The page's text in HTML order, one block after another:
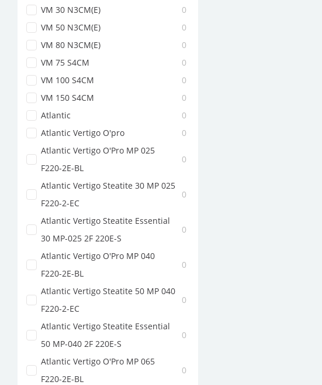
VM 30 N3CM(E)
0
VM 50 N3CM(E)
0
VM 80 N3CM(E)
0
VM 75 S4CM
0
VM 100 S4CM
0
VM 150 S4CM
0
Atlantic
0
Atlantic Vertigo O'pro
0
Atlantic Vertigo O'Pro MP 025
F220-2E-BL
0
Atlantic Vertigo Steatite 30 MP 025
F220-2-EC
0
Atlantic Vertigo Steatite Essential
30 MP-025 2F 220E-S
0
Atlantic Vertigo O'Pro MP 040
F220-2E-BL
0
Atlantic Vertigo Steatite 50 MP 040
F220-2-EC
0
Atlantic Vertigo Steatite Essential
50 MP-040 2F 220E-S
0
Atlantic Vertigo O'Pro MP 065
F220-2E-BL
0